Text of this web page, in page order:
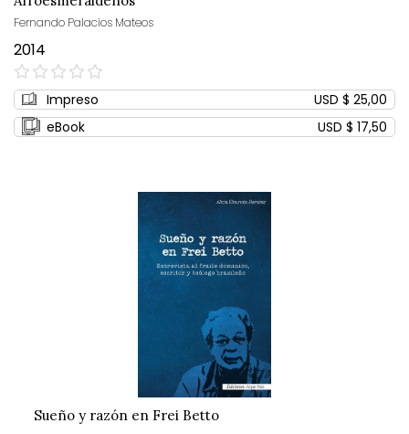
Fernando Palacios Mateos
2014
0%
Impreso
USD $ 25,00
eBook
USD $ 17,50
Sueño y razón en Frei Betto